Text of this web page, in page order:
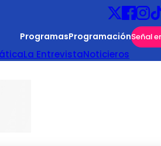
ProgramasProgramaciónSeñal
La EntrevistaNoticieros